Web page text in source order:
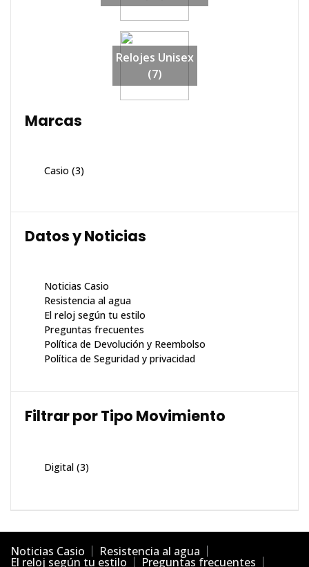
Relojes Unisex
(7)
Marcas
Casio (3)
Datos y Noticias
Noticias Casio
Resistencia al agua
El reloj según tu estilo
Preguntas frecuentes
Política de Devolución y Reembolso
Política de Seguridad y privacidad
Filtrar por Tipo Movimiento
Digital (3)
Noticias Casio Resistencia al agua
El reloj según tu estilo Preguntas frecuentes